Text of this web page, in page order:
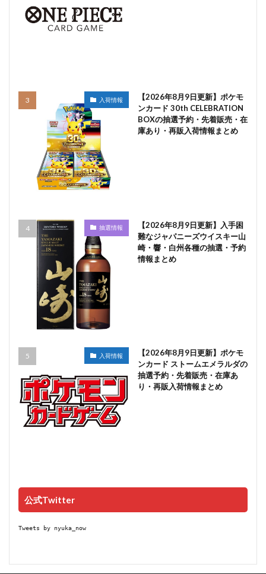
入荷情報
【2026年8月9日更新】ポケモ
ンカード 30th CELEBRATION
BOXの抽選予約・先着販売・在
庫あり・再販入荷情報まとめ
抽選情報
【2026年8月9日更新】入手困
難なジャパニーズウイスキー山
崎・響・白州各種の抽選・予約
情報まとめ
入荷情報
【2026年8月9日更新】ポケモ
ンカード ストームエメラルダの
抽選予約・先着販売・在庫あ
り・再販入荷情報まとめ
公式Twitter
Tweets by nyuka_now